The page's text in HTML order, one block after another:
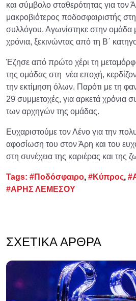
και σύμβολο σταθερότητας για τον
μακροβιότερος ποδοσφαιριστής
συλλόγου. Αγωνίστηκε στην ομάδα
χρόνια, ξεκινώντας από τη Β΄
Έζησε από πρώτο χέρι τη
της ομάδας στη νέα εποχή,
την εκτίμηση όλων. Παρότι με τη
29 συμμετοχές, για αρκετά χρόνια
των αρχηγών της ομάδας.
Ευχαριστούμε τον Λένο για την
αφοσίωση του στον Άρη και του
στη συνέχεια της καριέρας και της
Tags: #Ποδόσφαιρο, #Κύπρος,
#ΑΡΗΣ ΛΕΜΕΣΟΥ
ΣΧΕΤΙΚΆ ΆΡΘΡΑ